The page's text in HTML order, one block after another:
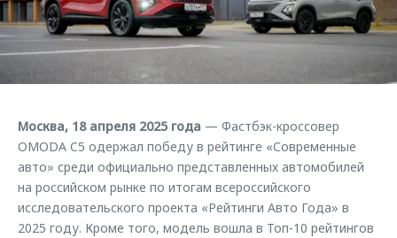
Страхование
Кредитный калькулятор
Оригинальные аксессуары
Запчасти
Трейд-ин
Калькулятор трейд-ин
Клиентская поддержка
O&J Автоклуб
Клуб владельцев OMODA
Аксессуары
Одежда и сувениры
Оригинальные аксессуары
Запчасти
Обратная связь
Москва, 18 апреля 2025 года — Фастбэк-кроссовер
OMODA C5 одержал победу в рейтинге «Современные
авто» среди официально представленных автомобилей
на российском рынке по итогам всероссийского
исследовательского проекта «Рейтинги Авто Года» в
2025 году. Кроме того, модель вошла в Топ-10 рейтингов